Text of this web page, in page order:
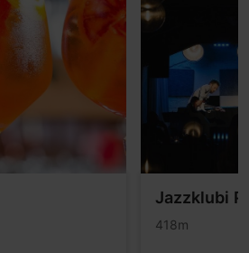
Jazzklubi
418m